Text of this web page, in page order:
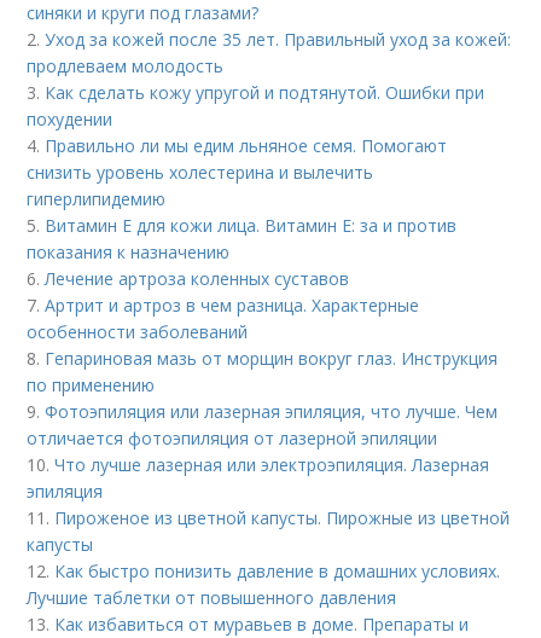
синяки и круги под глазами?
2.Уход за кожей после 35 лет. Правильный уход за кожей:
продлеваем молодость
3. Как сделать кожу упругой и подтянутой. Ошибки при
похудении
4. Правильно ли мы едим льняное семя. Помогают
снизить уровень холестерина и вылечить
гиперлипидемию
5. Витамин E для кожи лица. Витамин Е: за и против
показания к назначению
6.Лечение артроза коленных суставов
7.Артрит и артроз в чем разница. Характерные
особенности заболеваний
8. Гепариновая мазь от морщин вокруг глаз. Инструкция
по применению
9.Фотоэпиляция или лазерная эпиляция, что лучше. Чем
отличается фотоэпиляция от лазерной эпиляции
10.Что лучше лазерная или электроэпиляция. Лазерная
эпиляция
11. Пироженое из цветной капусты. Пирожные из цветной
капусты
12. Как быстро понизить давление в домашних условиях.
Лучшие таблетки от повышенного давления
13. Как избавиться от муравьев в доме. Препараты и